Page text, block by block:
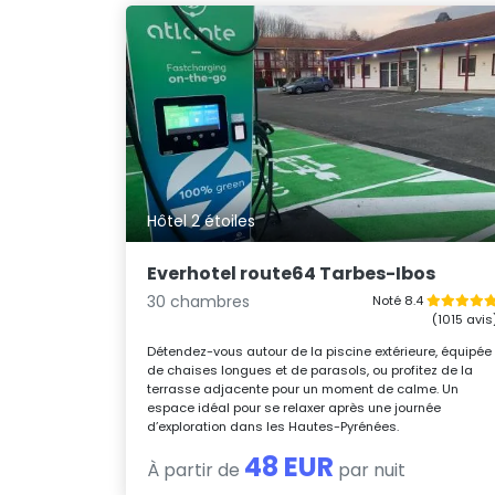
Hôtel 2 étoiles
Everhotel route64 Tarbes-Ibos
30 chambres
Noté 8.4
(1015
Détendez-vous autour de la piscine extérieure, équipée
de chaises longues et de parasols, ou profitez de la
terrasse adjacente pour un moment de calme. Un
espace idéal pour se relaxer après une journée
d’exploration dans les Hautes-Pyrénées.
À partir de 48 EUR par nuit